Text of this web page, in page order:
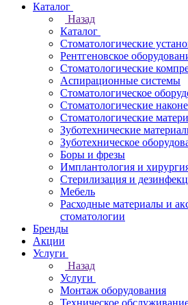
Каталог
Назад
Каталог
Стоматологические
Рентгеновское
Стоматологические
Аспирационные системы
Стоматологическое
Стоматологические
Стоматологические
Зуботехнические
Зуботехническое
Боры и фрезы
Имплантология и
Стерилизация и
Мебель
Расходные материалы и
стоматологии
Бренды
Акции
Услуги
Назад
Услуги
Монтаж оборудования
Техническое